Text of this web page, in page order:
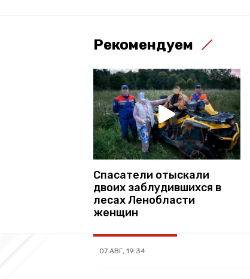
Рекомендуем
Спасатели отыскали
двоих заблудившихся в
лесах Ленобласти
женщин
07 АВГ, 19:34